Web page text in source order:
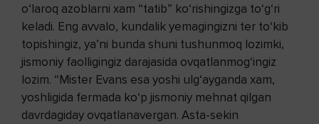
o‘laroq azoblarni xam “tatib” ko‘rishingizga to‘g‘ri
keladi. Eng avvalo, kundalik yemagingizni ter to‘kib
topishingiz, ya’ni bunda shuni tushunmoq lozimki,
jismoniy faolligingiz darajasida ovqatlanmog‘ingiz
lozim. “Mister Evans esa yoshi ulg‘ayganda xam,
yoshligida fermada ko‘p jismoniy mehnat qilgan
davrdagiday ovqatlanavergan. Asta-sekin